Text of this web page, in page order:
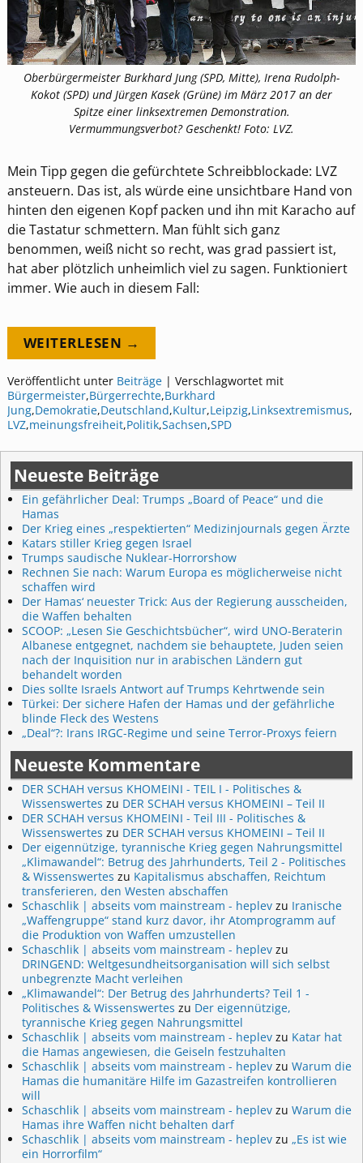
Oberbürgermeister Burkhard Jung (SPD, Mitte), Irena Rudolph-
Kokot (SPD) und Jürgen Kasek (Grüne) im März 2017 an der
Spitze einer linksextremen Demonstration.
Vermummungsverbot? Geschenkt! Foto: LVZ.
Mein Tipp gegen die gefürchtete Schreibblockade: LVZ
ansteuern. Das ist, als würde eine unsichtbare Hand von
hinten den eigenen Kopf packen und ihn mit Karacho auf
die Tastatur schmettern. Man fühlt sich ganz
benommen, weiß nicht so recht, was grad passiert ist,
hat aber plötzlich unheimlich viel zu sagen. Funktioniert
immer. Wie auch in diesem Fall:
WEITERLESEN →
Veröffentlicht unter Beiträge| Verschlagwortet mit
Bürgermeister,Bürgerrechte,Burkhard
Jung,Demokratie,Deutschland,Kultur,Leipzig,Linksextremismus,
LVZ,meinungsfreiheit,Politik,Sachsen,SPD
Neueste Beiträge
Ein gefährlicher Deal: Trumps „Board of Peace“ und die
Hamas
Der Krieg eines „respektierten“ Medizinjournals gegen Ärzte
Katars stiller Krieg gegen Israel
Trumps saudische Nuklear-Horrorshow
Rechnen Sie nach: Warum Europa es möglicherweise nicht
schaffen wird
Der Hamas‘ neuester Trick: Aus der Regierung ausscheiden,
die Waffen behalten
SCOOP: „Lesen Sie Geschichtsbücher“, wird UNO-Beraterin
Albanese entgegnet, nachdem sie behauptete, Juden seien
nach der Inquisition nur in arabischen Ländern gut
behandelt worden
Dies sollte Israels Antwort auf Trumps Kehrtwende sein
Türkei: Der sichere Hafen der Hamas und der gefährliche
blinde Fleck des Westens
„Deal“?: Irans IRGC-Regime und seine Terror-Proxys feiern
Neueste Kommentare
DER SCHAH versus KHOMEINI - TEIL I - Politisches &
Wissenswertes zu DER SCHAH versus KHOMEINI – Teil II
DER SCHAH versus KHOMEINI - Teil III - Politisches &
Wissenswertes zu DER SCHAH versus KHOMEINI – Teil II
Der eigennützige, tyrannische Krieg gegen Nahrungsmittel
„Klimawandel“: Betrug des Jahrhunderts, Teil 2 - Politisches
& Wissenswertes zu Kapitalismus abschaffen, Reichtum
transferieren, den Westen abschaffen
Schaschlik | abseits vom mainstream - heplev zu Iranische
„Waffengruppe“ stand kurz davor, ihr Atomprogramm auf
die Produktion von Waffen umzustellen
Schaschlik | abseits vom mainstream - heplev zu
DRINGEND: Weltgesundheitsorganisation will sich selbst
unbegrenzte Macht verleihen
„Klimawandel“: Der Betrug des Jahrhunderts? Teil 1 -
Politisches & Wissenswertes zu Der eigennützige,
tyrannische Krieg gegen Nahrungsmittel
Schaschlik | abseits vom mainstream - heplev zu Katar hat
die Hamas angewiesen, die Geiseln festzuhalten
Schaschlik | abseits vom mainstream - heplev zu Warum die
Hamas die humanitäre Hilfe im Gazastreifen kontrollieren
will
Schaschlik | abseits vom mainstream - heplev zu Warum die
Hamas ihre Waffen nicht behalten darf
Schaschlik | abseits vom mainstream - heplev zu „Es ist wie
ein Horrorfilm“